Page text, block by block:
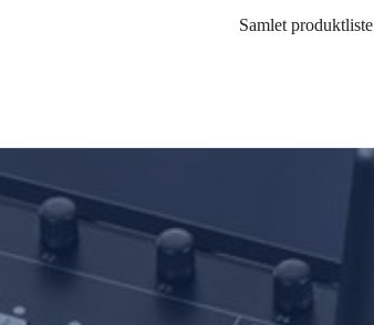
Samlet produktliste